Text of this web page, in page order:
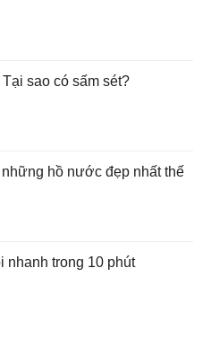
sao có sấm sét?
hồ nước đẹp nhất thế
nhanh trong 10 phút